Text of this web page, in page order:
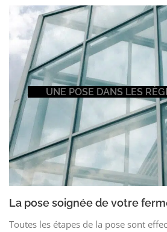
UNE POSE DANS LES
La pose soignée de votre
Toutes les étapes de la pose sont